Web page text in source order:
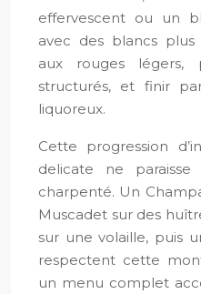
effervescent ou un
avec des blancs plus
aux rouges légers,
structurés, et finir
liquoreux.
Cette progression
delicate ne
charpenté. Un
Muscadet sur des
sur une volaille, puis
respectent cette
un menu complet